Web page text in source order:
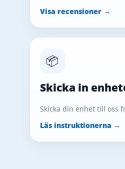
Visa recensioner →
📦
Skicka in
Skicka din enhet till oss
Läs instruktionerna →